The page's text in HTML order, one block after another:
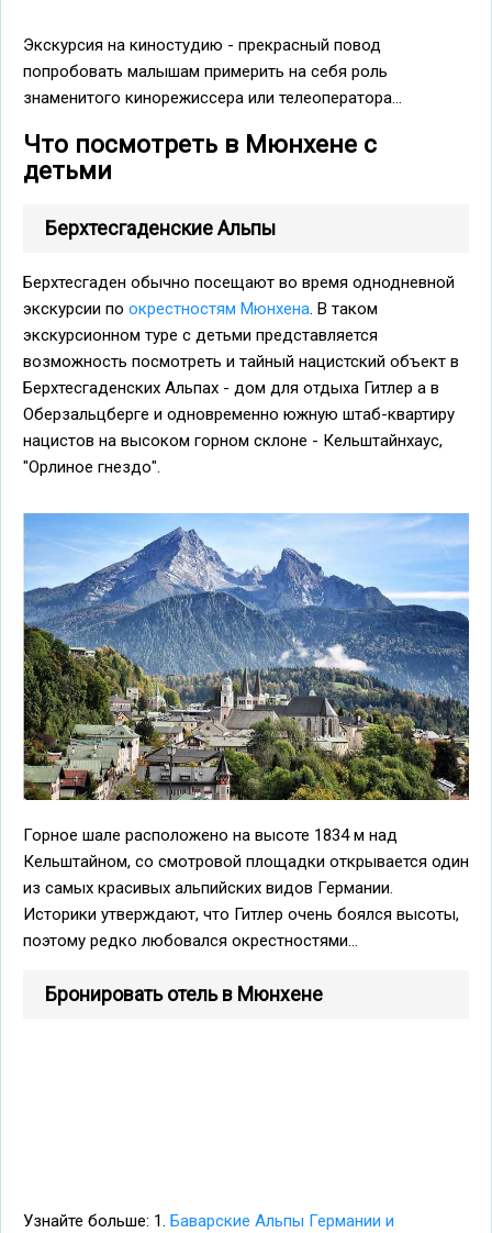
Экскурсия на киностудию - прекрасный повод
попробовать малышам примерить на себя роль
знаменитого кинорежиссера или телеоператора...
Что посмотреть в Мюнхене с
детьми
Берхтесгаденские Альпы
Берхтесгаден обычно посещают во время однодневной
экскурсии по окрестностям Мюнхена. В таком
экскурсионном туре с детьми представляется
возможность посмотреть и тайный нацистский объект в
Берхтесгаденских Альпах - дом для отдыха Гитлер а в
Оберзальцберге и одновременно южную штаб-квартиру
нацистов на высоком горном склоне - Кельштайнхаус,
"Орлиное гнездо".
Горное шале расположено на высоте 1834 м над
Кельштайном, со смотровой площадки открывается один
из самых красивых альпийских видов Германии.
Историки утверждают, что Гитлер очень боялся высоты,
поэтому редко любовался окрестностями...
Бронировать отель в Мюнхене
Узнайте больше: 1. Баварские Альпы Германии и